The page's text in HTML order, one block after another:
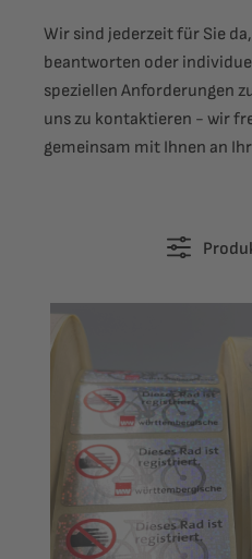
Wir sind jederzeit für Sie
beantworten oder
speziellen Anforderungen
uns zu kontaktieren - wir
gemeinsam mit Ihnen an